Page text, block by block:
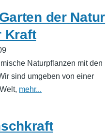
der Natur
Kraft
Naturpflanzen mit den
sind umgeben von einer
mehr...